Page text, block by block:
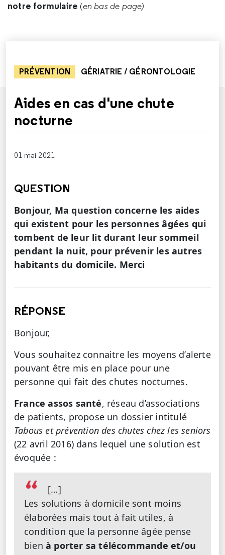
notre formulaire (en bas de page)
PRÉVENTION GÉRIATRIE / GÉRONTOLOGIE
Aides en cas d'une chute
nocturne
01 mai 2021
QUESTION
Bonjour, Ma question concerne les aides
qui existent pour les personnes âgées qui
tombent de leur lit durant leur sommeil
pendant la nuit, pour prévenir les autres
habitants du domicile. Merci
RÉPONSE
Bonjour,
Vous souhaitez connaitre les moyens d’alerte
pouvant être mis en place pour une
personne qui fait des chutes nocturnes.
France assos santé, réseau d’associations
de patients, propose un dossier intitulé
Tabous et prévention des chutes chez les seniors
(22 avril 2016) dans lequel une solution est
évoquée :
[…]
Les solutions à domicile sont moins
élaborées mais tout à fait utiles, à
condition que la personne âgée pense
bien à porter sa télécommande et/ou